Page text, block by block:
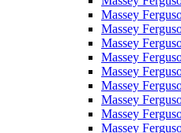
Massey
Massey
Massey
Massey
Massey
Massey
Massey
Massey
Massey